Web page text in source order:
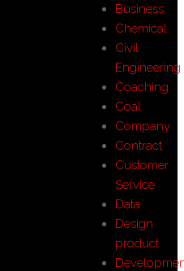
Business
Chemical
Civil
Engineering
Coaching
Coal
Company
Contract
Customer
Service
Data
Design
product